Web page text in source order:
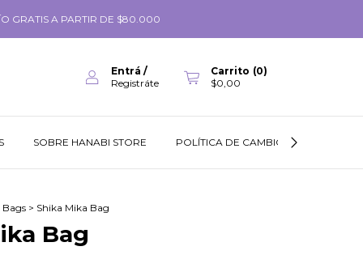
GRATIS A PARTIR DE $80.000
Entrá /
Registráte
Carrito (0)
$0,00
SOBRE HANABI STORE POLÍTICA DE CAMBIOS
> Shika Mika Bag
Bag